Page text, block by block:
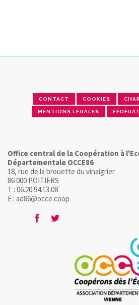
CONTACT COOKIES
MENTIONS LÉGALES
Office central de la Coopération à
Départementale OCCE86
18, rue de la brouette du vinaigrier
86 000 POITIERS
T : 06.20.94.13.08
E : ad86@occe.coop